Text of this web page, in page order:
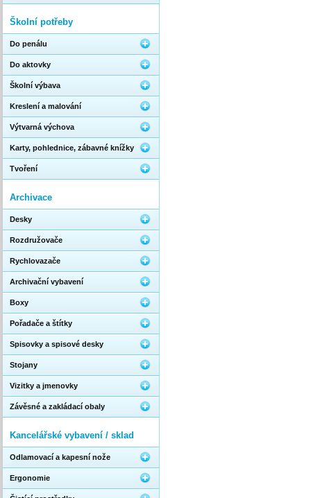
Školní potřeby
Do penálu
Do aktovky
Školní výbava
Kreslení a malování
Výtvarná výchova
Karty, pohlednice, zábavné knížky
Tvoření
Archivace
Desky
Rozdružovače
Rychlovazače
Archivační vybavení
Boxy
Pořadače a štítky
Spisovky a spisové desky
Stojany
Vizitky a jmenovky
Závěsné a zakládací obaly
Kancelářské vybavení / sklad
Odlamovací a kapesní nože
Ergonomie